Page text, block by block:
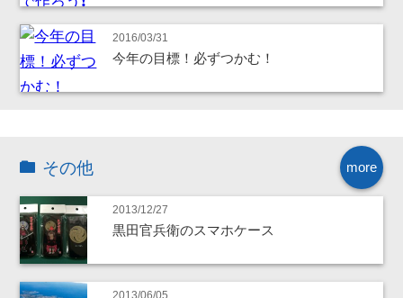
2016/03/31
今年の目標！必ずつかむ！
more
その他
2013/12/27
黒田官兵衛のスマホケース